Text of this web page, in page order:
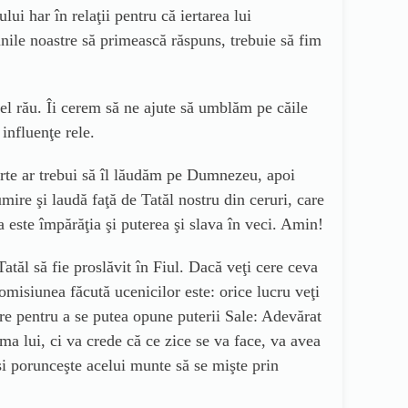
har în relaţii pentru că iertarea lui
noastre să primească răspuns, trebuie să fim
rău. Îi cerem să ne ajute să umblăm pe căile
influenţe rele.
ar trebui să îl lăudăm pe Dumnezeu, apoi
şi laudă faţă de Tatăl nostru din ceruri, care
este împărăţia şi puterea şi slava în veci. Amin!
să fie proslăvit în Fiul. Dacă veţi cere ceva
făcută ucenicilor este: orice lucru veţi
pentru a se putea opune puterii Sale: Adevărat
lui, ci va crede că ce zice se va face, va avea
acelui munte să se mişte prin